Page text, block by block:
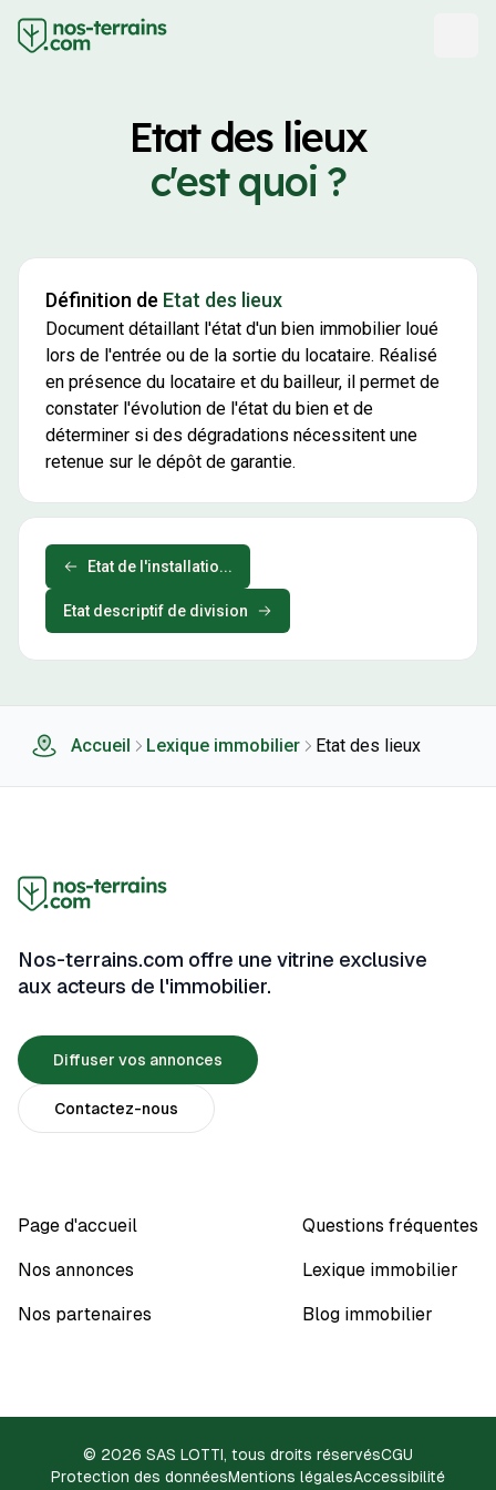
Etat des lieux
c'est quoi ?
Définition de Etat des lieux
Document détaillant l'état d'un bien immobilier loué
lors de l'entrée ou de la sortie du locataire. Réalisé
en présence du locataire et du bailleur, il permet de
constater l'évolution de l'état du bien et de
déterminer si des dégradations nécessitent une
retenue sur le dépôt de garantie.
Etat de l'installatio...
Etat descriptif de division
Accueil Lexique immobilier Etat des lieux
Nos-terrains.com offre une vitrine exclusive
aux acteurs de l'immobilier.
Diffuser vos annonces
Contactez-nous
Page d'accueil
Nos annonces
Nos partenaires
Questions fréquentes
Lexique immobilier
Blog immobilier
© 2026 SAS LOTTI, tous droits réservésCGU
Protection des donnéesMentions légalesAccessibilité